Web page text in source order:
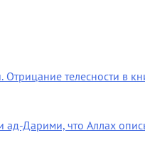
телесности в
ад-Дарими, что Аллах